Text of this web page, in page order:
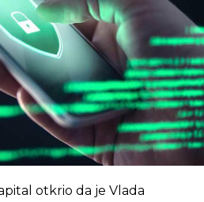
nastavnici i saradnici kroz
koje budu
je Radoslav Gajanin,
Banjaluci, prenosi RTRS.
Naučno-tehnološkog
najavio je, kako navodi
program kampa za koji
REKLAMA
broj trgovaca poraste
ukupan promet preko sajta
– saopšteno je na
otkrio da je Vlada